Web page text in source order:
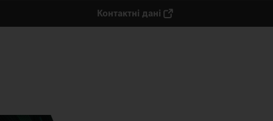
Контактні дані